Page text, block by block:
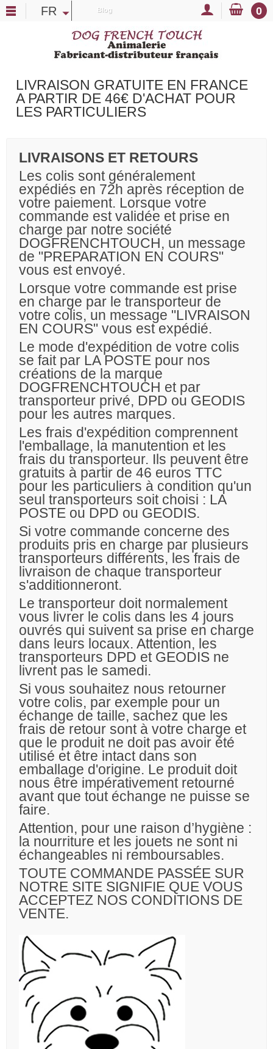
FR Blog 0
LIVRAISON GRATUITE EN FRANCE
A PARTIR DE 46€ D'ACHAT POUR
LES PARTICULIERS
LIVRAISONS ET RETOURS
Les colis sont généralement
expédiés en 72h après réception de
votre paiement. Lorsque votre
commande est validée et prise en
charge par notre société
DOGFRENCHTOUCH, un message
de "PREPARATION EN COURS"
vous est envoyé.
Lorsque votre commande est prise
en charge par le transporteur de
votre colis, un message "LIVRAISON
EN COURS" vous est expédié.
Le mode d'expédition de votre colis
se fait par LA POSTE pour nos
créations de la marque
DOGFRENCHTOUCH et par
transporteur privé, DPD ou GEODIS
pour les autres marques.
Les frais d'expédition comprennent
l'emballage, la manutention et les
frais du transporteur. Ils peuvent être
gratuits à partir de 46 euros TTC
pour les particuliers à condition qu'un
seul transporteurs soit choisi : LA
POSTE ou DPD ou GEODIS.
Si votre commande concerne des
produits pris en charge par plusieurs
transporteurs différents, les frais de
livraison de chaque transporteur
s'additionneront.
Le transporteur doit normalement
vous livrer le colis dans les 4 jours
ouvrés qui suivent sa prise en charge
dans leurs locaux. Attention, les
transporteurs DPD et GEODIS ne
livrent pas le samedi.
Si vous souhaitez nous retourner
votre colis, par exemple pour un
échange de taille, sachez que les
frais de retour sont à votre charge et
que le produit ne doit pas avoir été
utilisé et être intact dans son
emballage d'origine. Le produit doit
nous être impérativement retourné
avant que tout échange ne puisse se
faire.
Attention, pour une raison d’hygiène :
la nourriture et les jouets ne sont ni
échangeables ni remboursables.
TOUTE COMMANDE PASSÉE SUR
NOTRE SITE SIGNIFIE QUE VOUS
ACCEPTEZ NOS CONDITIONS DE
VENTE.